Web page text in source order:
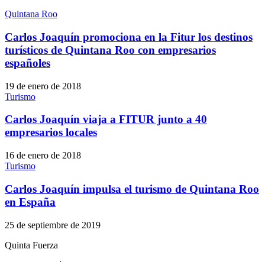
Quintana Roo
Carlos Joaquín promociona en la Fitur los destinos
turísticos de Quintana Roo con empresarios
españoles
19 de enero de 2018
Turismo
Carlos Joaquín viaja a FITUR junto a 40
empresarios locales
16 de enero de 2018
Turismo
Carlos Joaquín impulsa el turismo de Quintana Roo
en España
25 de septiembre de 2019
Quinta Fuerza